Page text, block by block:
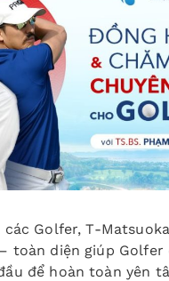
Golfer, T-
toàn diện giúp Golfer
để hoàn toàn yên